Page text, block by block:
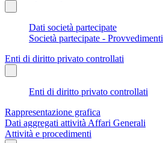
Dati società partecipate
Società partecipate - Provvedimenti
Enti di diritto privato controllati
Enti di diritto privato controllati
Rappresentazione grafica
Dati aggregati attività Affari Generali
Attività e procedimenti